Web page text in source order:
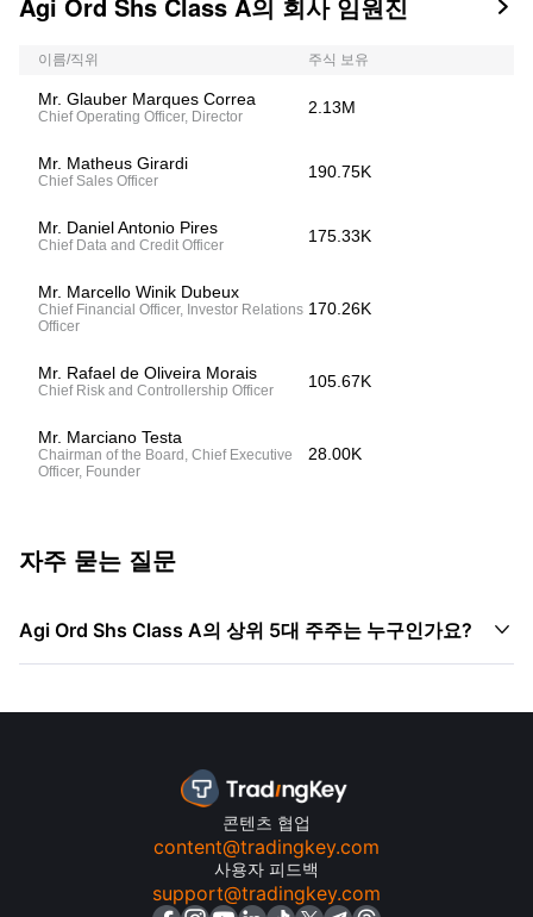

이름/직위 주식 보유
Mr. Glauber Marques Correa
Chief Operating Officer, Director 2.13M
Mr. Matheus Girardi
Chief Sales Officer 190.75K
Mr. Daniel Antonio Pires
Chief Data and Credit Officer 175.33K
Mr. Marcello Winik Dubeux
Chief Financial Officer, Investor Relations
Officer
170.26K
Mr. Rafael de Oliveira Morais
Chief Risk and Controllership Officer 105.67K
Mr. Marciano Testa
Chairman of the Board, Chief Executive
Officer, Founder
28.00K
자주 묻는 질문
Agi Ord Shs Class A의 상위 5대 주주는 누구인가요? 
콘텐츠 협업
content@tradingkey.com
사용자 피드백
support@tradingkey.com